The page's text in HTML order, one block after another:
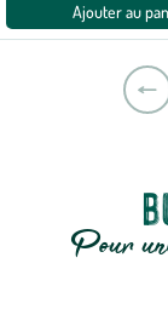
Ajouter au
Pour